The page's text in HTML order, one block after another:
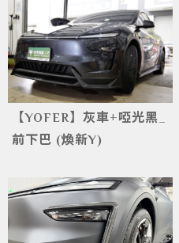
【YOFER】灰車+啞光黑_
前下巴 (煥新Y)